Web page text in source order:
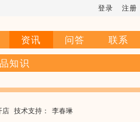
登录 注册
资讯 问答
联系
知识
店 技术支持 ： 李春琳